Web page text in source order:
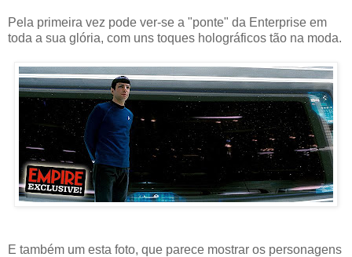
Pela primeira vez pode ver-se a "ponte" da Enterprise em
toda a sua glória, com uns toques holográficos tão na moda.
E também um esta foto, que parece mostrar os personagens